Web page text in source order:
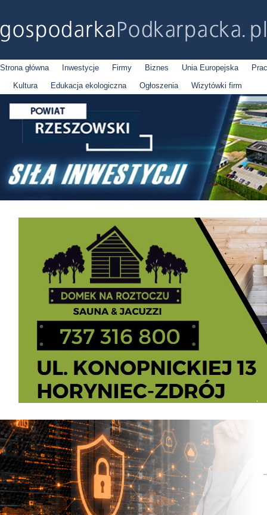
Strona główna Inwestycje Firmy Biznes Unia Europejska
Kultura
Edukacja ekologiczna Ogłoszenia Wizytówki firm